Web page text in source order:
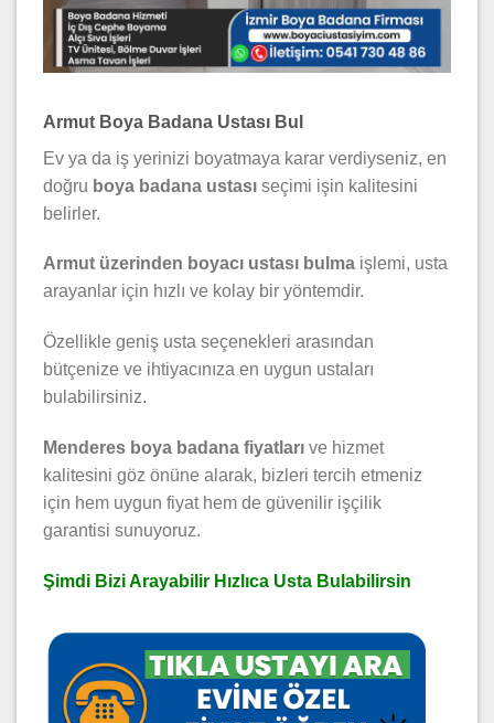
Armut Boya Badana Ustası Bul
Ev ya da iş yerinizi boyatmaya karar verdiyseniz, en
doğru boya badana ustası seçimi işin kalitesini
belirler.
Armut üzerinden boyacı ustası bulma işlemi, usta
arayanlar için hızlı ve kolay bir yöntemdir.
Özellikle geniş usta seçenekleri arasından
bütçenize ve ihtiyacınıza en uygun ustaları
bulabilirsiniz.
Menderes boya badana fiyatları ve hizmet
kalitesini göz önüne alarak, bizleri tercih etmeniz
için hem uygun fiyat hem de güvenilir işçilik
garantisi sunuyoruz.
Şimdi Bizi Arayabilir Hızlıca Usta Bulabilirsin